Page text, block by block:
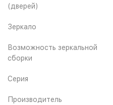
(дверей)
Зеркало
Возможность зеркальной
сборки
Серия
Производитель